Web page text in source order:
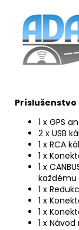
1 x GPS
2 x USB
1 x RCA
1 x
1 x
1 x
1 x
1 x
1 x